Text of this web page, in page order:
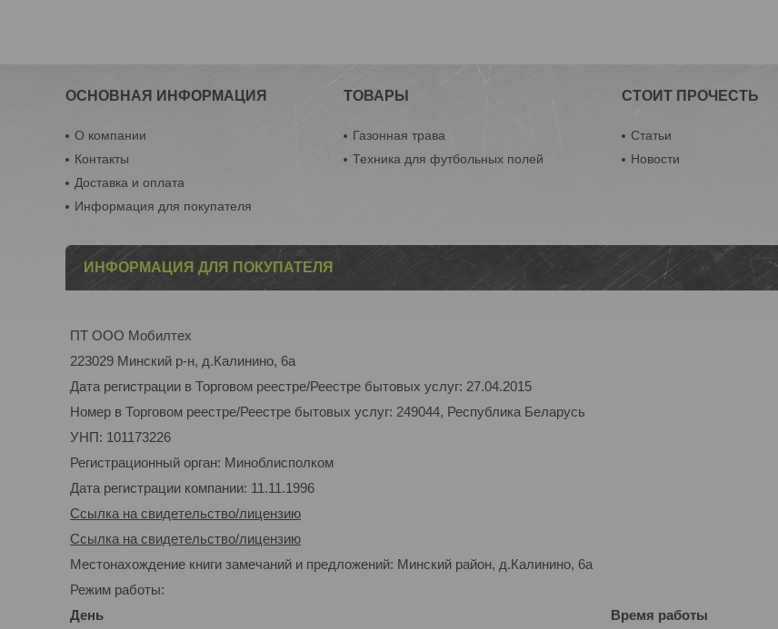
ОСНОВНАЯ ИНФОРМАЦИЯ
О компании
Контакты
Доставка и оплата
Информация для покупателя
ТОВАРЫ
Газонная трава
Техника для футбольных полей
СТОИТ ПРОЧЕСТЬ
Статьи
Новости
ИНФОРМАЦИЯ ДЛЯ ПОКУПАТЕЛЯ
ПТ ООО Мобилтех
223029 Минский р-н, д.Калинино, 6а
Дата регистрации в Торговом реестре/Реестре бытовых услуг: 27.04.2015
Номер в Торговом реестре/Реестре бытовых услуг: 249044, Республика Беларусь
УНП: 101173226
Регистрационный орган: Миноблисполком
Дата регистрации компании: 11.11.1996
Ссылка на свидетельство/лицензию
Ссылка на свидетельство/лицензию
Местонахождение книги замечаний и предложений: Минский район, д.Калинино, 6а
Режим работы:
День
Время работы